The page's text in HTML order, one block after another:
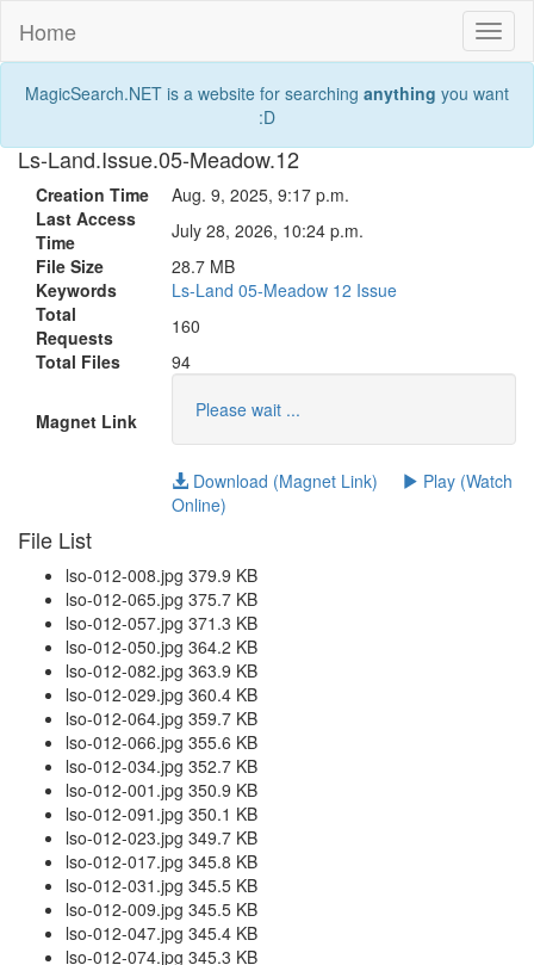
Home
MagicSearch.NET is a website for searching anything you want
:D
Ls-Land.Issue.05-Meadow.12
Creation Time
Aug. 9, 2025, 9:17 p.m.
Last Access
Time
July 28, 2026, 10:24 p.m.
File Size
28.7 MB
Keywords
Ls-Land 05-Meadow 12 Issue
Total
Requests
160
Total Files
94
Magnet Link Please wait ...
Download (Magnet Link)
Play (Watch
Online)
File List
lso-012-008.jpg 379.9 KB
lso-012-065.jpg 375.7 KB
lso-012-057.jpg 371.3 KB
lso-012-050.jpg 364.2 KB
lso-012-082.jpg 363.9 KB
lso-012-029.jpg 360.4 KB
lso-012-064.jpg 359.7 KB
lso-012-066.jpg 355.6 KB
lso-012-034.jpg 352.7 KB
lso-012-001.jpg 350.9 KB
lso-012-091.jpg 350.1 KB
lso-012-023.jpg 349.7 KB
lso-012-017.jpg 345.8 KB
lso-012-031.jpg 345.5 KB
lso-012-009.jpg 345.5 KB
lso-012-047.jpg 345.4 KB
lso-012-074.jpg 345.3 KB